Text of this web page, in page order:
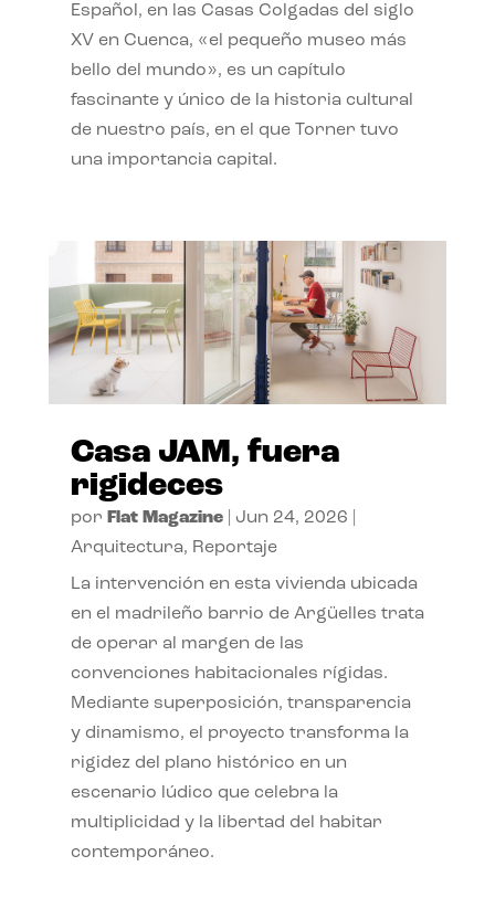
Español, en las Casas Colgadas del siglo
XV en Cuenca, «el pequeño museo más
bello del mundo», es un capítulo
fascinante y único de la historia cultural
de nuestro país, en el que Torner tuvo
una importancia capital.
Casa JAM, fuera
rigideces
por Flat Magazine| Jun 24, 2026
Arquitectura, Reportaje
La intervención en esta vivienda ubicada
en el madrileño barrio de Argüelles trata
de operar al margen de las
convenciones habitacionales rígidas.
Mediante superposición, transparencia
y dinamismo, el proyecto transforma la
rigidez del plano histórico en un
escenario lúdico que celebra la
multiplicidad y la libertad del habitar
contemporáneo.